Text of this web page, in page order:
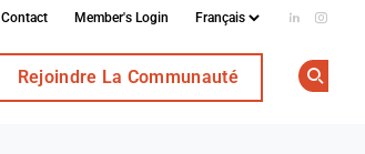
Contact Member's Login Add us
Rejoindre La Communauté